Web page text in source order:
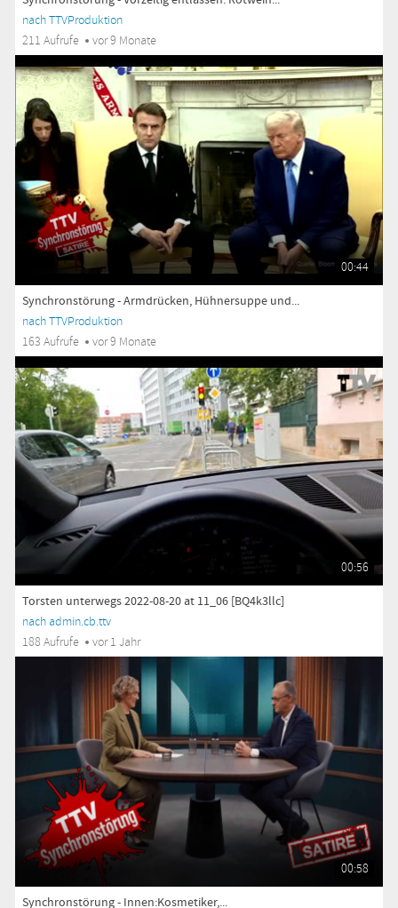
nach TTVProduktion
211 Aufrufe
vor 9 Monate
00:44
Synchronstörung - Armdrücken, Hühnersuppe und...
nach TTVProduktion
163 Aufrufe
vor 9 Monate
00:56
Torsten unterwegs 2022-08-20 at 11_06 [BQ4k3llc]
nach admin.cb.ttv
188 Aufrufe
vor 1 Jahr
00:58
Synchronstörung - Innen:Kosmetiker,...